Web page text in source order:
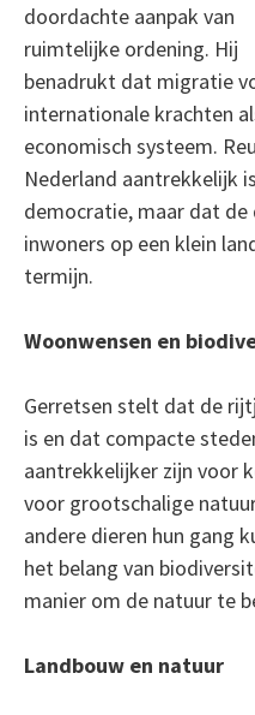
doordachte aanpak van
ruimtelijke ordening. Hij
benadrukt dat migratie
internationale krachten
economisch systeem.
Nederland aantrekkelijk
democratie, maar dat
inwoners op een klein
termijn.
Woonwensen en
Gerretsen stelt dat de
is en dat compacte
aantrekkelijker zijn voor
voor grootschalige
andere dieren hun gang
het belang van
manier om de natuur te
Landbouw en natuur